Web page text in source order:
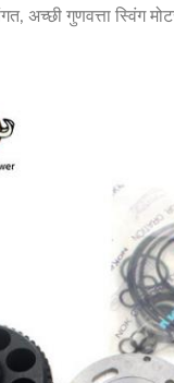
अच्छी गुणवत्ता स्विंग